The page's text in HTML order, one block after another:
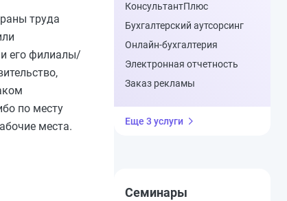
труда
и его филиалы/
по месту
места.
КонсультантПлюс
Бухгалтерский аутсорсинг
Онлайн-бухгалтерия
Электронная отчетность
Заказ рекламы
Еще 3 услуги
Семинары